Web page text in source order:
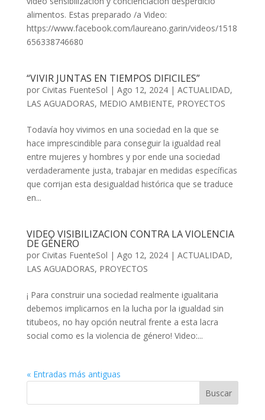
alimentos. Estas preparado /a Video:
https://www.facebook.com/laureano.garin/videos/1518
656338746680
“VIVIR JUNTAS EN TIEMPOS DIFICILES”
por Civitas FuenteSol | Ago 12, 2024| ACTUALIDAD,
LAS AGUADORAS, MEDIO AMBIENTE, PROYECTOS
Todavía hoy vivimos en una sociedad en la que se
hace imprescindible para conseguir la igualdad real
entre mujeres y hombres y por ende una sociedad
verdaderamente justa, trabajar en medidas específicas
que corrijan esta desigualdad histórica que se traduce
en...
VIDEO VISIBILIZACION CONTRA LA VIOLENCIA
DE GÉNERO
por Civitas FuenteSol | Ago 12, 2024| ACTUALIDAD,
LAS AGUADORAS, PROYECTOS
¡ Para construir una sociedad realmente igualitaria
debemos implicarnos en la lucha por la igualdad sin
titubeos, no hay opción neutral frente a esta lacra
social como es la violencia de género! Video:...
« Entradas más antiguas